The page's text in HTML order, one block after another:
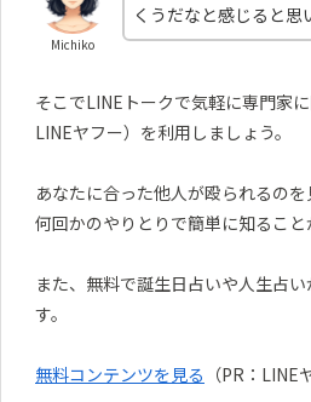
Michiko
くうだなと感じると思
そこでLINEトークで気軽に専門家
LINEヤフー）を利用しましょう。
あなたに合った他人が殴られるの
何回かのやりとりで簡単に知ること
また、無料で誕生日占いや人生占い
す。
無料コンテンツを見る （PR：LINE